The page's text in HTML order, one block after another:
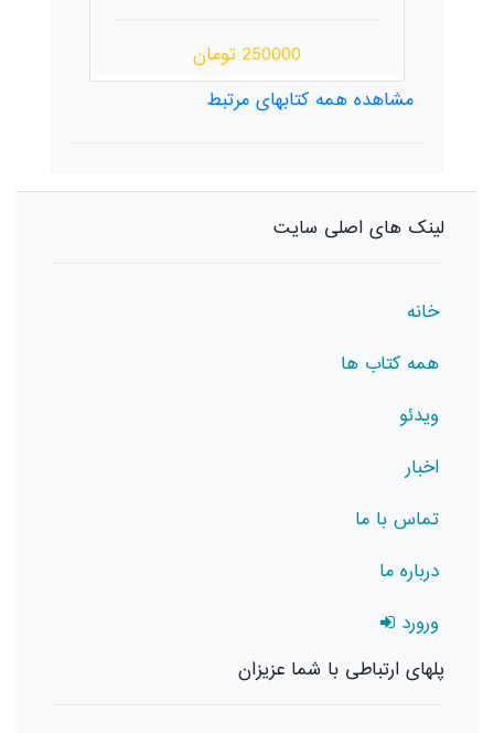
250000 تومان
مشاهده همه کتابهای مرتبط
لینک های اصلی سایت
خانه
همه کتاب ها
ویدئو
اخبار
تماس با ما
درباره ما
ورورد
پلهای ارتباطی با شما عزیزان